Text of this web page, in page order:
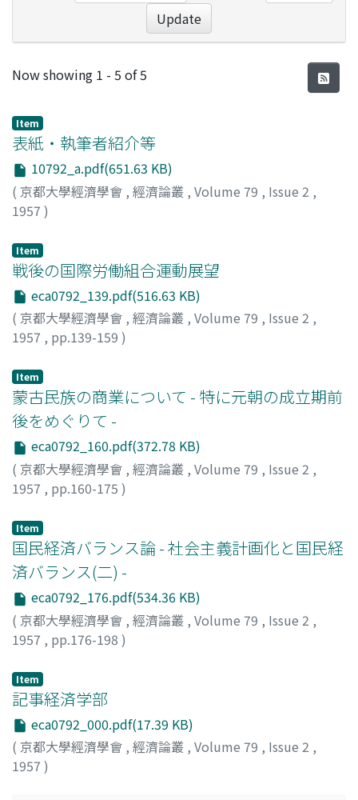
Update
Recent Submissions
Now showing 1 - 5 of 5
Item
表紙・執筆者紹介等
10792_a.pdf(651.63 KB)
( 京都大學經濟學會 , 經濟論叢 , Volume 79 , Issue 2 ,
1957 )
Item
戦後の国際労働組合運動展望
eca0792_139.pdf(516.63 KB)
( 京都大學經濟學會 , 經濟論叢 , Volume 79 , Issue 2 ,
1957 , pp.139-159 )
Item
蒙古民族の商業について - 特に元朝の成立期前
後をめぐりて -
eca0792_160.pdf(372.78 KB)
( 京都大學經濟學會 , 經濟論叢 , Volume 79 , Issue 2 ,
1957 , pp.160-175 )
Item
国民経済バランス論 - 社会主義計画化と国民経
済バランス(二) -
eca0792_176.pdf(534.36 KB)
( 京都大學經濟學會 , 經濟論叢 , Volume 79 , Issue 2 ,
1957 , pp.176-198 )
Item
記事経済学部
eca0792_000.pdf(17.39 KB)
( 京都大學經濟學會 , 經濟論叢 , Volume 79 , Issue 2 ,
1957 )